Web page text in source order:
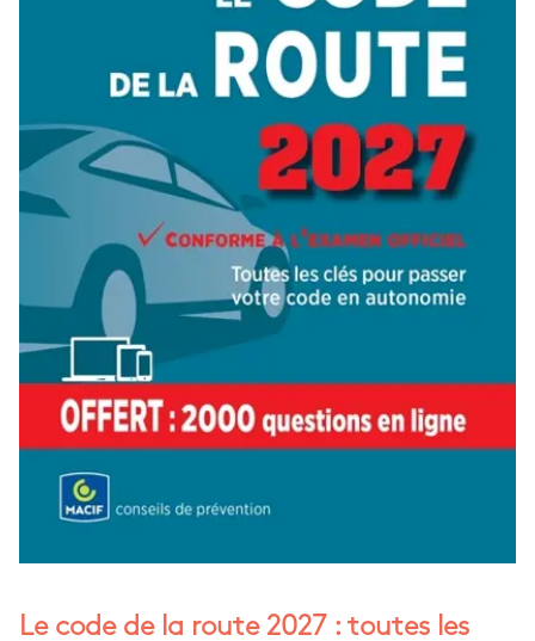
Le code de la route 2027 : toutes les